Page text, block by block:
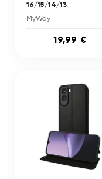
16/15/14/13
MyWay
19,99 €